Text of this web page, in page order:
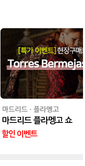
마드리드 · 플라멩고
마드리드 플라멩고 쇼
할인 이벤트